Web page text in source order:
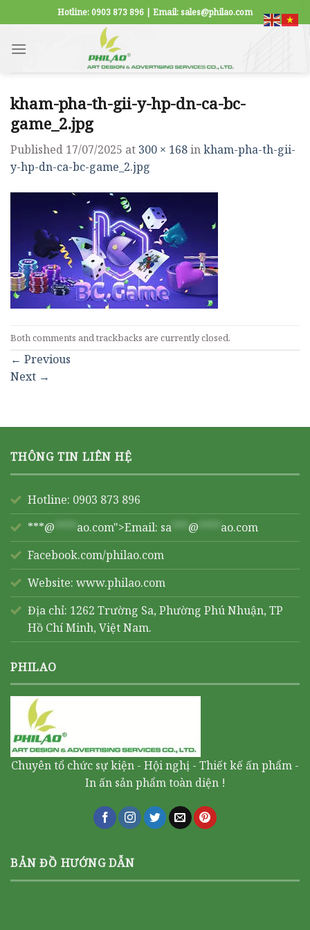
to
content
Hotline: 0903 873 896 | Email: sales@philao.com
kham-pha-th-gii-y-hp-dn-ca-bc-
game_2.jpg
Published 17/07/2025 at 300 × 168inkham-pha-th-gii-
y-hp-dn-ca-bc-game_2.jpg
Both comments and trackbacks are currently closed.
← Previous
Next →
THÔNG TIN LIÊN HỆ
Hotline: 0903 873 896
***@ **** ao.com">Email: sa *** @ **** ao.com
Facebook.com/philao.com
Website: www.philao.com
Địa chỉ: 1262 Trường Sa, Phường Phú Nhuận, TP
Hồ Chí Minh, Việt Nam.
PHILAO
Chuyên tổ chức sự kiện - Hội nghị - Thiết kế ấn phẩm -
In ấn sản phẩm toàn diện !
BẢN ĐỒ HƯỚNG DẪN